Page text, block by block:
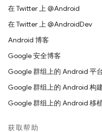
在 Twitter 上 @Android
在 Twitter 上 @AndroidDev
Android 博客
Google 安全博客
Google 群组上的 Android 平
Google 群组上的 Android 构
Google 群组上的 Android 移
获取帮助